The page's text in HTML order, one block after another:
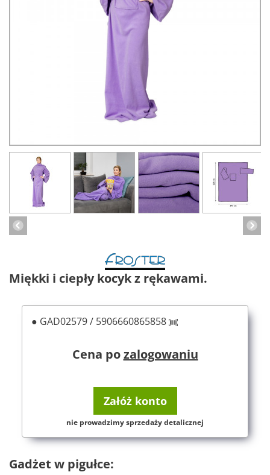
Miękki i ciepły kocyk z rękawami.
● GAD02579 / 5906660865858
Cena pozalogowaniu
Załóż konto
nie prowadzimy sprzedaży detalicznej
Gadżet w pigułce: